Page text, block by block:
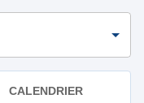
CALENDRIER